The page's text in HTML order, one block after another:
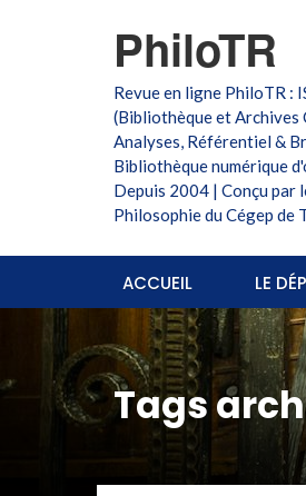
PhiloTR
Revue en ligne PhiloTR :
(Bibliothèque et Archives
Analyses, Référentiel &
Bibliothèque numérique
Depuis 2004 | Conçu par
Philosophie du Cégep de
ACCUEIL LE
Tags